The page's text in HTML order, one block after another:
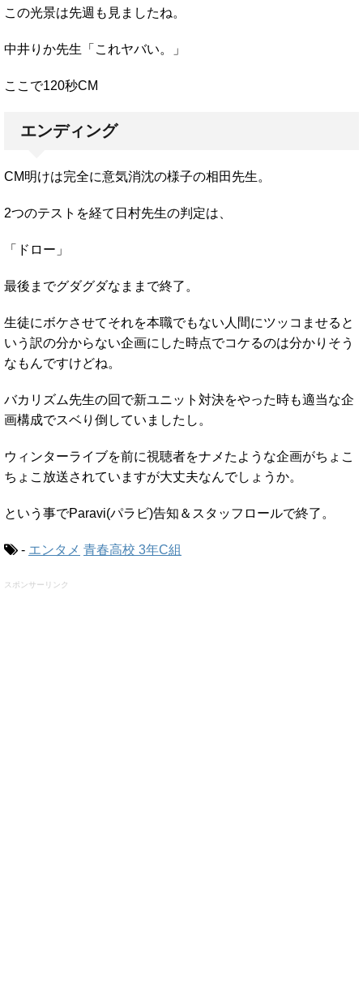
この光景は先週も見ましたね。
中井りか先生「これヤバい。」
ここで120秒CM
エンディング
CM明けは完全に意気消沈の様子の相田先生。
2つのテストを経て日村先生の判定は、
「ドロー」
最後までグダグダなままで終了。
生徒にボケさせてそれを本職でもない人間にツッコませると
いう訳の分からない企画にした時点でコケるのは分かりそう
なもんですけどね。
バカリズム先生の回で新ユニット対決をやった時も適当な企
画構成でスベり倒していましたし。
ウィンターライブを前に視聴者をナメたような企画がちょこ
ちょこ放送されていますが大丈夫なんでしょうか。
という事でParavi(パラビ)告知＆スタッフロールで終了。
- エンタメ 青春高校 3年C組
スポンサーリンク